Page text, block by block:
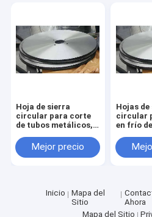
Hoja de sierra
circular para corte
de tubos metálicos,
acero 1000mm x
130mm x 6.0mm
Mejor precio
Hojas
circular
en frío
cortar
acero,
Inicio
Mapa del
Sitio
Ahora
Mapa del Sitio